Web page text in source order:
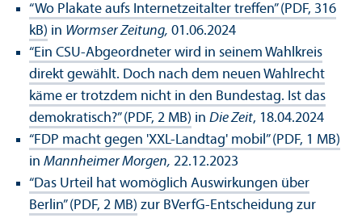
“Wo Plakate aufs Internetzeitalter treffen” (PDF, 316
kB) in Wormser Zeitung, 01.06.2024
“Ein CSU-Abgeordneter wird in seinem Wahlkreis
direkt gewählt. Doch nach dem neuen Wahlrecht
käme er trotzdem nicht in den Bundestag. Ist das
demokratisch?” (PDF, 2 MB) in Die Zeit, 18.04.2024
“FDP macht gegen 'XXL-Landtag' mobil” (PDF, 1 MB)
in Mannheimer Morgen, 22.12.2023
“Das Urteil hat womöglich Auswirkungen über
Berlin” (PDF, 2 MB) zur BVerfG-Entscheidung zur